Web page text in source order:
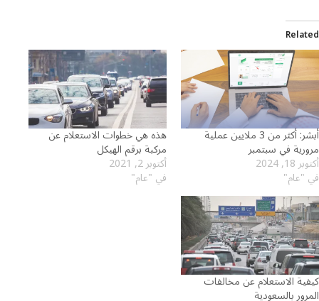
Related
أبشر: أكثر من 3 ملايين عملية
مرورية في سبتمبر
أكتوبر 18, 2024
في "عام"
هذه هي خطوات الاستعلام عن
مركبة برقم الهيكل
أكتوبر 2, 2021
في "عام"
كيفية الاستعلام عن مخالفات
المرور بالسعودية